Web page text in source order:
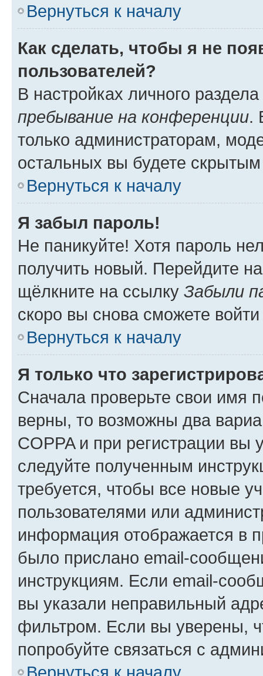
Вернуться к началу
Как сделать, чтобы я не
пользователей?
В настройках личного
пребывание на конференции.
только администраторам,
остальных вы будете
Вернуться к началу
Я забыл пароль!
Не паникуйте! Хотя пароль
получить новый. Перейдите
щёлкните на ссылку Забыли
скоро вы снова сможете
Вернуться к началу
Я только что
Сначала проверьте свои имя
верны, то возможны два
COPPA и при регистрации вы
следуйте полученным
требуется, чтобы все новые
пользователями или
информация отображается в
было прислано email-
инструкциям. Если email-
вы указали неправильный
фильтром. Если вы уверены,
попробуйте связаться с
Вернуться к началу